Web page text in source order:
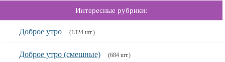
Интересные рубрики:
Доброе утро (1324 шт.)
Доброе утро (смешные) (684 шт.)